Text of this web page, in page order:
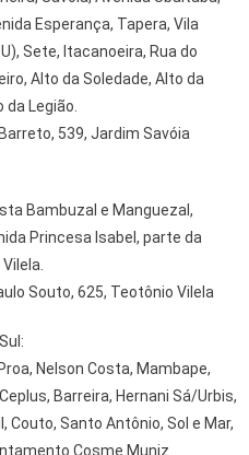
Esperança, Tapera, Vila
Sete, Itacanoeira, Rua do
Alto da Soledade, Alto da
Legião.
539, Jardim Savóia
Bambuzal e Manguezal,
Princesa Isabel, parte da
Souto, 625, Teotônio Vilela
Nelson Costa, Mambape,
Barreira, Hernani Sá/Urbis,
Couto, Santo Antônio, Sol e Mar,
Cosme Muniz